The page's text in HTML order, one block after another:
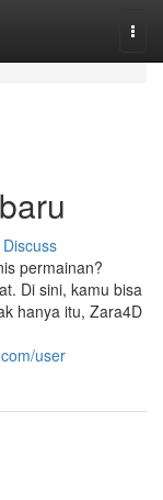
Discuss
permainan?
Di sini, kamu bisa
hanya itu, Zara4D
user